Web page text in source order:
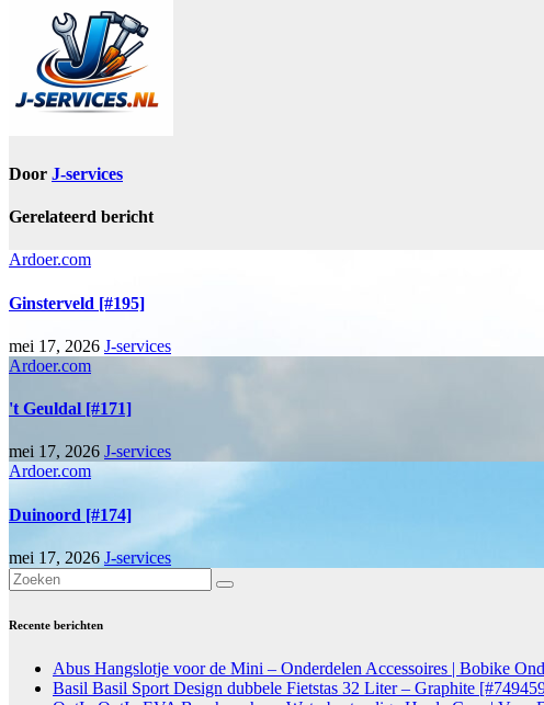
Door J-services
Gerelateerd bericht
Ardoer.com
Ginsterveld [#195]
mei 17, 2026 J-services
Ardoer.com
't Geuldal [#171]
mei 17, 2026 J-services
Ardoer.com
Duinoord [#174]
mei 17, 2026 J-services
Recente berichten
Abus Hangslotje voor de Mini – Onderdelen Accessoires | Bobike
Basil Basil Sport Design dubbele Fietstas 32 Liter – Graphite